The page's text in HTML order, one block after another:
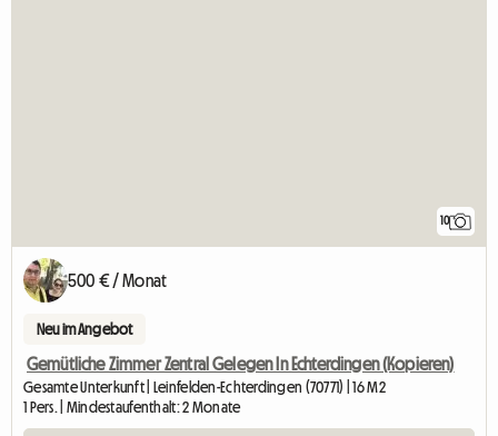
10
500 € / Monat
Neu im Angebot
Gemütliche Zimmer Zentral Gelegen In Echterdingen (Kopieren)
Gesamte Unterkunft | Leinfelden-Echterdingen (70771) | 16 M2
1 Pers. | Mindestaufenthalt: 2 Monate